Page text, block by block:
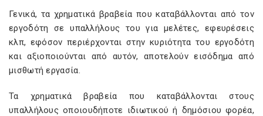
Γενικά, τα χρηματικά βραβεία που καταβάλλονται από τον
εργοδότη σε υπαλλήλους του για μελέτες, εφευρέσεις
κλπ, εφόσον περιέρχονται στην κυριότητα του εργοδότη
και αξιοποιούνται από αυτόν, αποτελούν εισόδημα από
μισθωτή εργασία.
Τα χρηματικά βραβεία που καταβάλλονται στους
υπαλλήλους οποιουδήποτε ιδιωτικού ή δημόσιου φορέα,